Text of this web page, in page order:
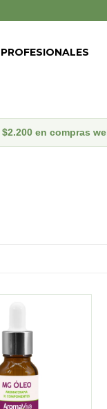
PROFESIONALES
en compras